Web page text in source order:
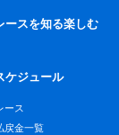
ースを知る楽しむ
ケジュール
ース
戻金一覧